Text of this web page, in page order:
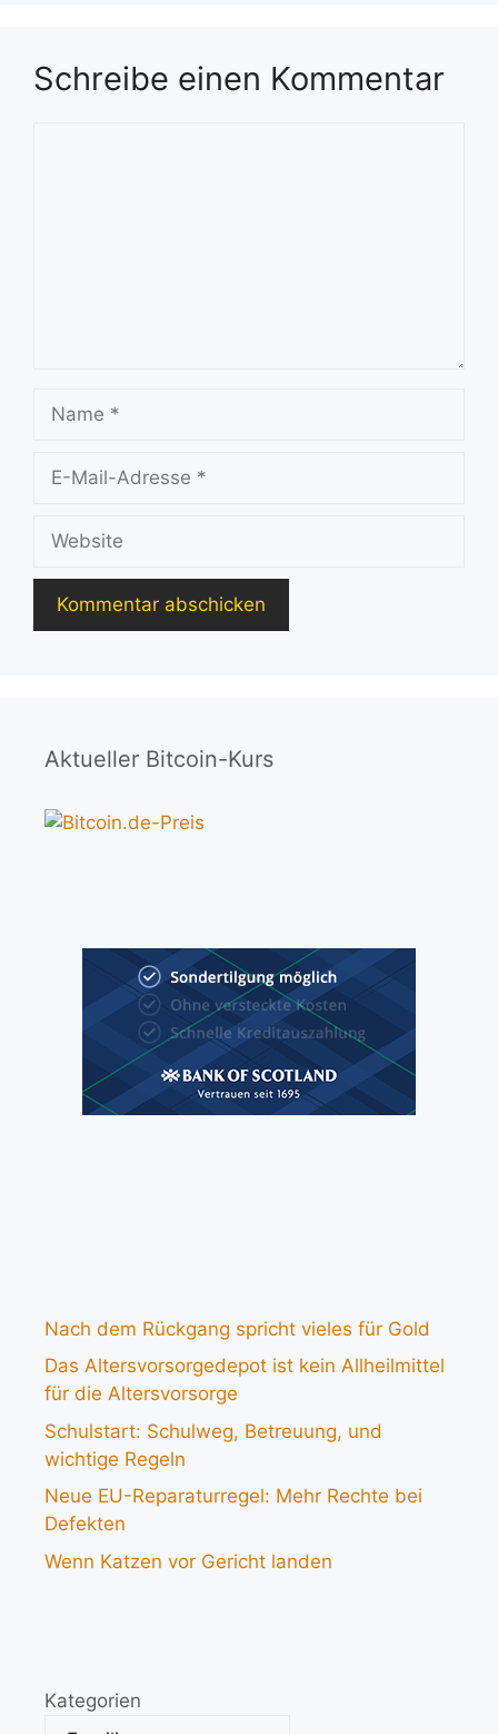
Schreibe einen Kommentar
Mail-
Aktueller Bitcoin-Kurs
Nach dem Rückgang spricht vieles für Gold
Das Altersvorsorgedepot ist kein Allheilmittel
für die Altersvorsorge
Schulstart: Schulweg, Betreuung, und
wichtige Regeln
Neue EU-Reparaturregel: Mehr Rechte bei
Defekten
Wenn Katzen vor Gericht landen
Kategorien